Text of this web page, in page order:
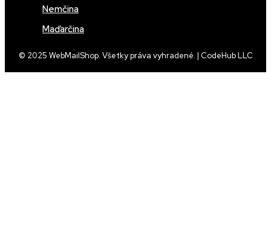
Nemčina
Maďarčina
© 2025 WebMailShop. Všetky práva vyhradené. | CodeHub LLC